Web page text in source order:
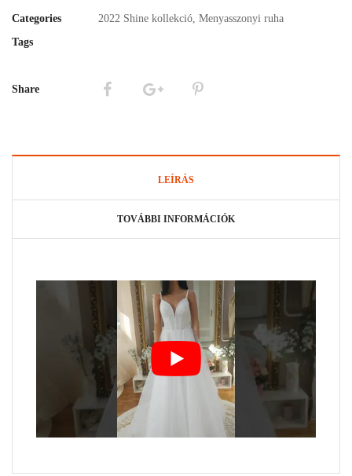
Categories 2022 Shine kollekció, Menyasszonyi ruha
Tags
Share
LEÍRÁS
TOVÁBBI INFORMÁCIÓK